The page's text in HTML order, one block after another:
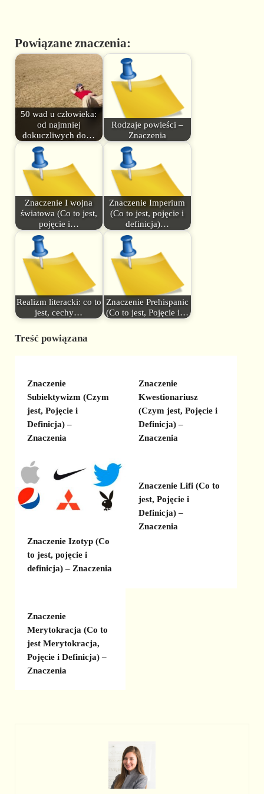
Powiązane znaczenia:
50 wad u człowieka:
od najmniej
dokuczliwych do…
Rodzaje powieści –
Znaczenia
Znaczenie I wojna
światowa (Co to jest,
pojęcie i…
Znaczenie Imperium
(Co to jest, pojęcie i
definicja)…
Realizm literacki: co to
jest, cechy…
Znaczenie Prehispanic
(Co to jest, Pojęcie i…
Treść powiązana
Znaczenie
Subiektywizm (Czym
jest, Pojęcie i
Definicja) –
Znaczenia
Znaczenie
Kwestionariusz
(Czym jest, Pojęcie i
Definicja) –
Znaczenia
Znaczenie Izotyp (Co
to jest, pojęcie i
definicja) – Znaczenia
Znaczenie Lifi (Co to
jest, Pojęcie i
Definicja) –
Znaczenia
Znaczenie
Merytokracja (Co to
jest Merytokracja,
Pojęcie i Definicja) –
Znaczenia